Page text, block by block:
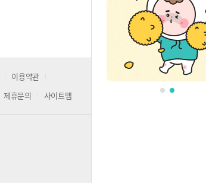
이용약관
제휴문의 사이트맵